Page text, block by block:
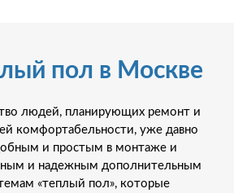
пол в Москве
людей, планирующих ремонт и
комфортабельности, уже давно
и простым в монтаже и
и надежным дополнительным
«теплый пол», которые